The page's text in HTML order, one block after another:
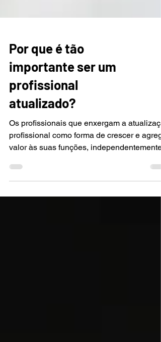
Por que é tão
importante ser um
profissional
atualizado?
Os profissionais que enxergam a
da área...